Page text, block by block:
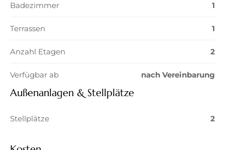
Badezimmer 1
Terrassen 1
Anzahl Etagen 2
Verfügbar ab nach Vereinbarung
Außenanlagen & Stellplätze
Stellplätze 2